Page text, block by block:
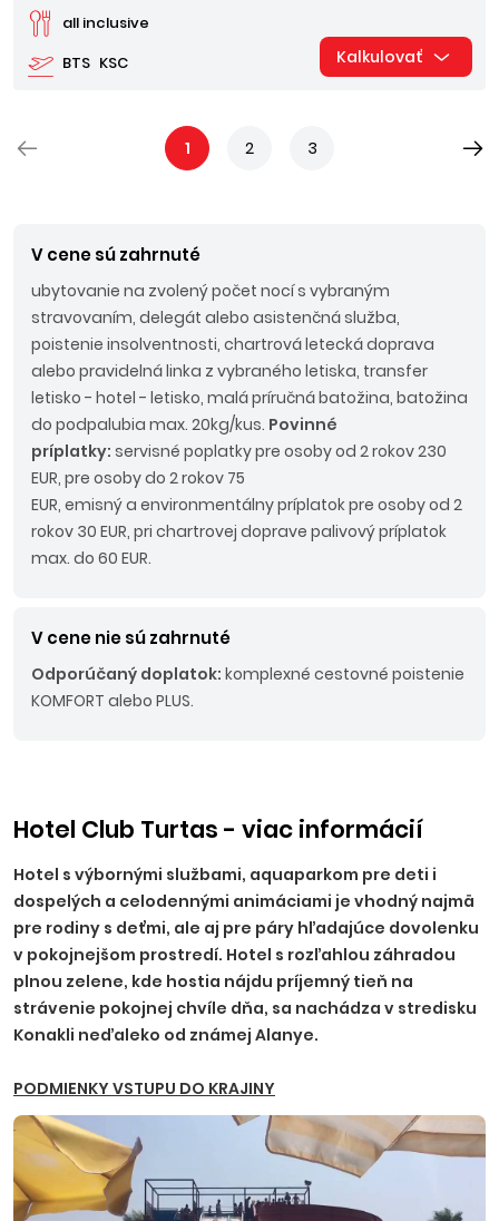
BTS KSC
all inclusive
Kalkulovať
1 2 3
V cene sú zahrnuté
ubytovanie na zvolený počet nocí s vybraným
stravovaním, delegát alebo asistenčná služba,
poistenie insolventnosti, chartrová letecká doprava
alebo pravidelná linka z vybraného letiska, transfer
letisko - hotel - letisko, malá príručná batožina, batožina
do podpalubia max. 20kg/kus. Povinné
príplatky: servisné poplatky pre osoby od 2 rokov 230
EUR, pre osoby do 2 rokov 75
EUR, emisný a environmentálny príplatok pre osoby od 2
rokov 30 EUR, pri chartrovej doprave palivový príplatok
max. do 60 EUR.
V cene nie sú zahrnuté
Odporúčaný doplatok: komplexné cestovné poistenie
KOMFORT alebo PLUS.
Hotel Club Turtas - viac informácií
Hotel s výbornými službami, aquaparkom pre deti i
dospelých a celodennými animáciami je vhodný najmä
pre rodiny s deťmi, ale aj pre páry hľadajúce dovolenku
v pokojnejšom prostredí. Hotel s rozľahlou záhradou
plnou zelene, kde hostia nájdu príjemný tieň na
strávenie pokojnej chvíle dňa, sa nachádza v stredisku
Konakli neďaleko od známej Alanye.
PODMIENKY VSTUPU DO KRAJINY